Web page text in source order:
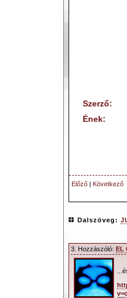
Szerző:
Ének:
Előző | Következő
Dalszöveg:
3. Hozzászóló: EL